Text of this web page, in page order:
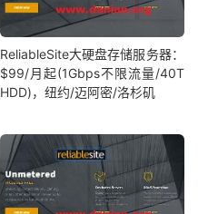
ReliableSite大硬盘存储服务器：
$99/月起(1Gbps不限流量/40T
HDD)，纽约/迈阿密/洛杉矶